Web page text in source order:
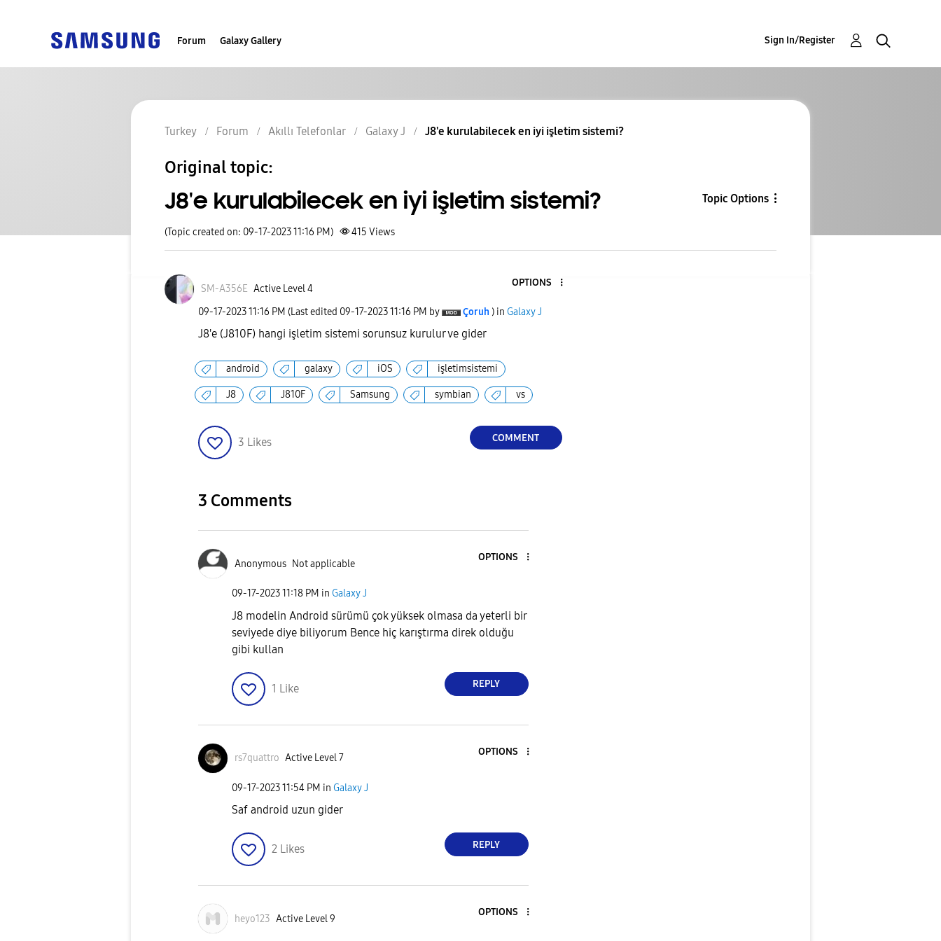
Forum Galaxy Gallery Sign In/Register
Turkey Forum Akıllı Telefonlar Galaxy J J8'e kurulabilecek en iyi işletim sistemi?
Original topic:
J8'e kurulabilecek en iyi işletim sistemi? Topic Options
(Topic created on: 09-17-2023 11:16 PM) 415 Views
SM-A356E Active Level 4
OPTIONS
‎09-17-202311:16 PM (Last edited ‎09-17-202311:16 PM by Çoruh ) in Galaxy J
J8'e (J810F) hangi işletim sistemi sorunsuz kurulur ve gider
android galaxy iOS işletimsistemi
J8 J810F Samsung symbian vs
3 Likes COMMENT
3 Comments
Anonymous Not applicable
OPTIONS
‎09-17-202311:18 PM in Galaxy J
J8 modelin Android sürümü çok yüksek olmasa da yeterli bir
seviyede diye biliyorum Bence hiç karıştırma direk olduğu
gibi kullan
1 Like REPLY
rs7quattro Active Level 7
OPTIONS
‎09-17-202311:54 PM in Galaxy J
Saf android uzun gider
2 Likes REPLY
heyo123 Active Level 9
OPTIONS